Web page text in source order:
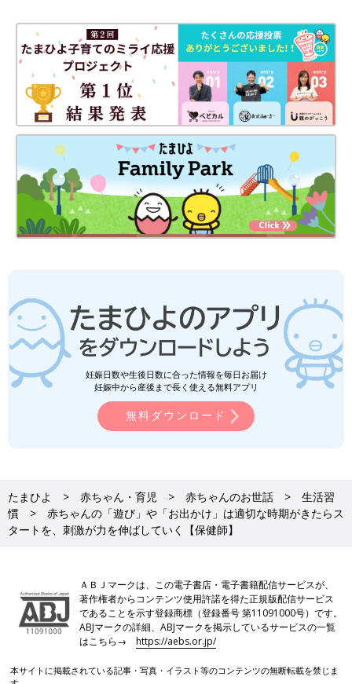
妊娠日数や生後日数に合った情報を毎日お届け
妊娠中から産後まで長く使える無料アプリ
無料ダウンロード
たまひよ 赤ちゃん・育児 赤ちゃんのお世話
生活習
慣
赤ちゃんの「遊び」や「お出かけ」は適切な時期がきたらス
タートを、刺激が力を伸ばしていく【保健師】
ＡＢＪマークは、この電子書店・電子書籍配信サービスが、
著作権者からコンテンツ使用許諾を得た正規版配信サービス
であることを示す登録商標（登録番号 第11091000号）です。
ABJマークの詳細、ABJマークを掲示しているサービスの一覧
はこちら→https://aebs.or.jp/
本サイトに掲載されている記事・写真・イラスト等のコンテンツの無断転載を禁じま